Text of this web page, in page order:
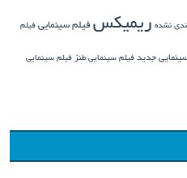
نشده ریمیکس فیلم سینمایی فیلم
جدید فیلم سینمایی طنز فیلم سینمایی